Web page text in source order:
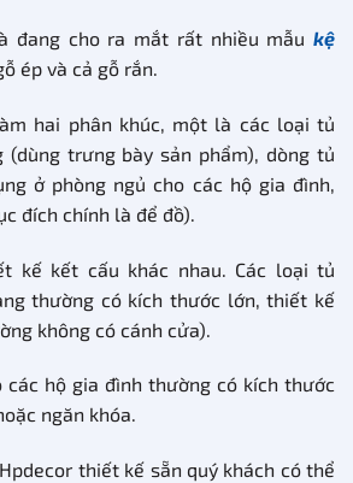
đang cho ra mắt rất nhiều mẫu kệ
ép và cả gỗ rắn.
hai phân khúc, một là các loại tủ
(dùng trưng bày sản phẩm), dòng tủ
ở phòng ngủ cho các hộ gia đình,
đích chính là để đồ).
kế kết cấu khác nhau. Các loại tủ
thường có kích thước lớn, thiết kế
không có cánh cửa).
các hộ gia đình thường có kích thước
ngăn khóa.
thiết kế sẵn quý khách có thể